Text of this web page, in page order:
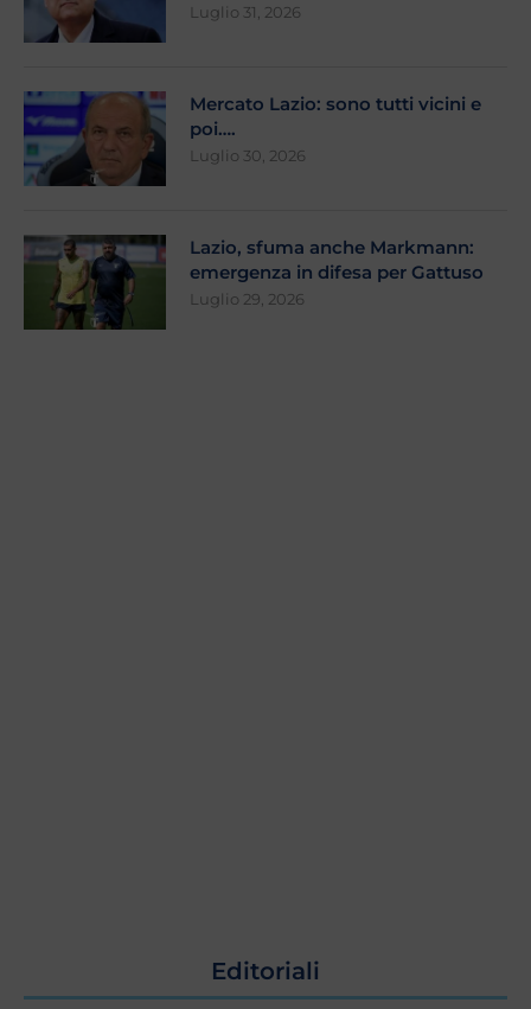
Luglio 31, 2026
Mercato Lazio: sono tutti vicini e
poi….
Luglio 30, 2026
Lazio, sfuma anche Markmann:
emergenza in difesa per Gattuso
Luglio 29, 2026
Editoriali